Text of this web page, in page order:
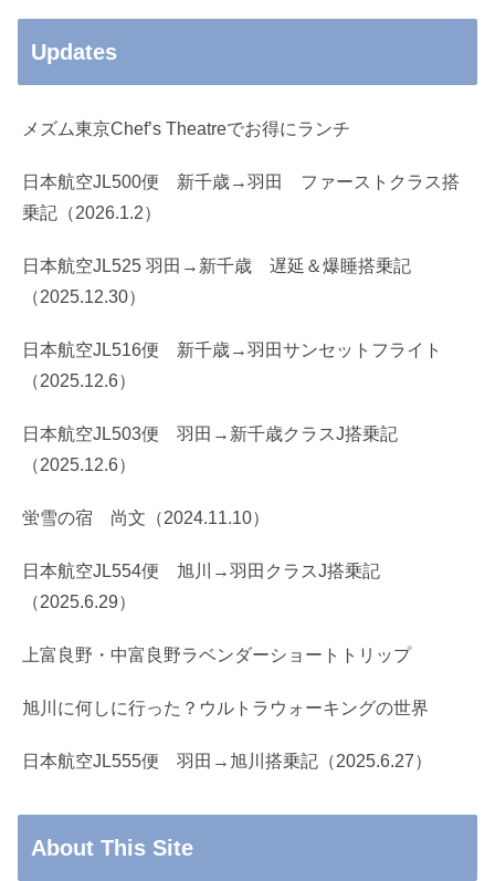
Updates
メズム東京Chef’s Theatreでお得にランチ
日本航空JL500便 新千歳→羽田 ファーストクラス搭
乗記（2026.1.2）
日本航空JL525 羽田→新千歳 遅延＆爆睡搭乗記
（2025.12.30）
日本航空JL516便 新千歳→羽田サンセットフライト
（2025.12.6）
日本航空JL503便 羽田→新千歳クラスJ搭乗記
（2025.12.6）
蛍雪の宿 尚文（2024.11.10）
日本航空JL554便 旭川→羽田クラスJ搭乗記
（2025.6.29）
上富良野・中富良野ラベンダーショートトリップ
旭川に何しに行った？ウルトラウォーキングの世界
日本航空JL555便 羽田→旭川搭乗記（2025.6.27）
About This Site